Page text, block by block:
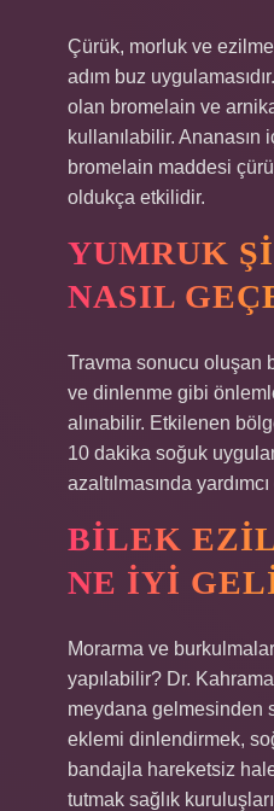
Çürük, morluk ve
adım buz
olan bromelain ve
kullanılabilir. Ananasın
bromelain maddesi
oldukça etkilidir.
YUMRUK
NASIL
Travma sonucu oluşan
ve dinlenme gibi
alınabilir. Etkilenen
10 dakika soğuk
azaltılmasında
BILEK
NE IYI
Morarma ve
yapılabilir? Dr.
meydana gelmesinden
eklemi dinlendirmek,
bandajla hareketsiz
tutmak sağlık